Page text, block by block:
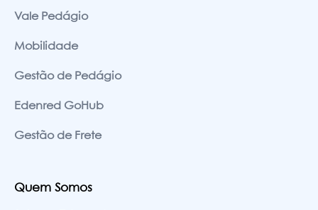
Vale Pedágio
Mobilidade
Gestão de Pedágio
Edenred GoHub
Gestão de Frete
Quem Somos